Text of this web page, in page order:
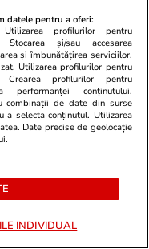
la Loto 6 din 49,
datele pentru a oferi:
Utilizarea profilurilor pentru
Stocarea și/sau accesarea
și îmbunătățirea serviciilor.
Utilizarea profilurilor pentru
Crearea profilurilor pentru
performanței conținutului.
combinații de date din surse
selecta conținutul. Utilizarea
Date precise de geolocație
INDIVIDUAL